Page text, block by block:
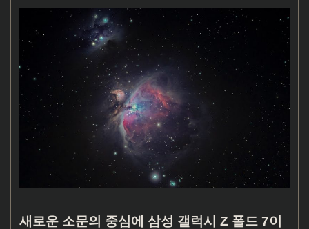
새로운 소문의 중심에 삼성 갤럭시 Z 폴드 7이